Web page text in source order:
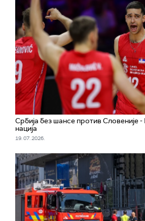
Србија без шансе против Словеније
нација
19. 07. 2026.